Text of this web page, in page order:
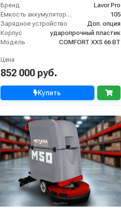
Бренд
Lavor Pro
Ёмкость аккумулятора (Ач)
105
Зарядное устройство
Доп. опция
Корпус
ударопрочный пластик
Модель
COMFORT XXS 66 BT
Цена
852 000 руб.
Купить